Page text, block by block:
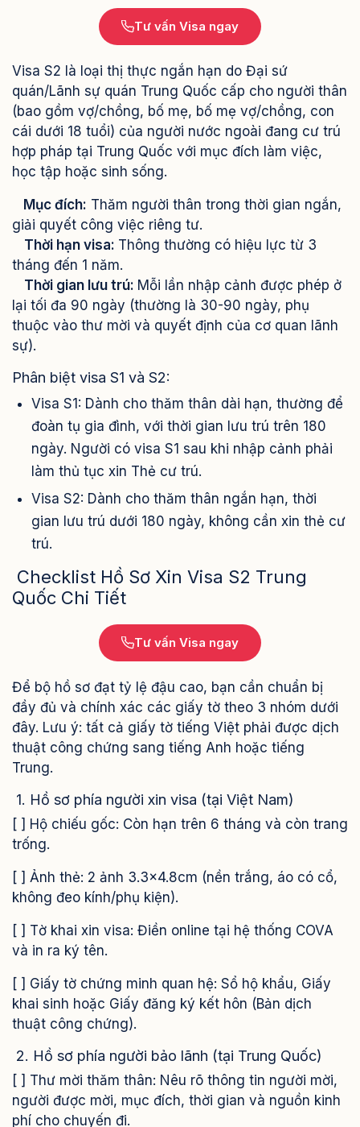
Tư vấn Visa ngay
Visa S2 là loại thị thực ngắn hạn do Đại sứ
quán/Lãnh sự quán Trung Quốc cấp cho người thân
(bao gồm vợ/chồng, bố mẹ, bố mẹ vợ/chồng, con
cái dưới 18 tuổi) của người nước ngoài đang cư trú
hợp pháp tại Trung Quốc với mục đích làm việc,
học tập hoặc sinh sống.
Mục đích: Thăm người thân trong thời gian ngắn,
giải quyết công việc riêng tư.
Thời hạn visa: Thông thường có hiệu lực từ 3
tháng đến 1 năm.
Thời gian lưu trú: Mỗi lần nhập cảnh được phép ở
lại tối đa 90 ngày (thường là 30-90 ngày, phụ
thuộc vào thư mời và quyết định của cơ quan lãnh
sự).
Phân biệt visa S1 và S2:
Visa S1: Dành cho thăm thân dài hạn, thường để
đoàn tụ gia đình, với thời gian lưu trú trên 180
ngày. Người có visa S1 sau khi nhập cảnh phải
làm thủ tục xin Thẻ cư trú.
Visa S2: Dành cho thăm thân ngắn hạn, thời
gian lưu trú dưới 180 ngày, không cần xin thẻ cư
trú.
Checklist Hồ Sơ Xin Visa S2 Trung
Quốc Chi Tiết
Tư vấn Visa ngay
Để bộ hồ sơ đạt tỷ lệ đậu cao, bạn cần chuẩn bị
đầy đủ và chính xác các giấy tờ theo 3 nhóm dưới
đây. Lưu ý: tất cả giấy tờ tiếng Việt phải được dịch
thuật công chứng sang tiếng Anh hoặc tiếng
Trung.
1. Hồ sơ phía người xin visa (tại Việt Nam)
[ ] Hộ chiếu gốc: Còn hạn trên 6 tháng và còn trang
trống.
[ ] Ảnh thẻ: 2 ảnh 3.3x4.8cm (nền trắng, áo có cổ,
không đeo kính/phụ kiện).
[ ] Tờ khai xin visa: Điền online tại hệ thống COVA
và in ra ký tên.
[ ] Giấy tờ chứng minh quan hệ: Sổ hộ khẩu, Giấy
khai sinh hoặc Giấy đăng ký kết hôn (Bản dịch
thuật công chứng).
2. Hồ sơ phía người bảo lãnh (tại Trung Quốc)
[ ] Thư mời thăm thân: Nêu rõ thông tin người mời,
người được mời, mục đích, thời gian và nguồn kinh
phí cho chuyến đi.